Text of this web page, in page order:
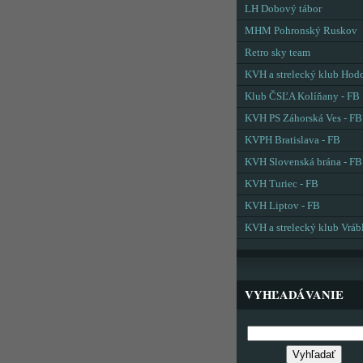
LH Dobový tábor
MHM Pohronský Ruskov
Retro sky team
KVH a strelecký klub
Klub ČSĽA Kolíňany - FB
KVH PS Záhorská Ves - FB
KVPH Bratislava - FB
KVH Slovenská brána - FB
KVH Turiec - FB
KVH Liptov - FB
KVH a strelecký klub
VYHĽADÁVANIE